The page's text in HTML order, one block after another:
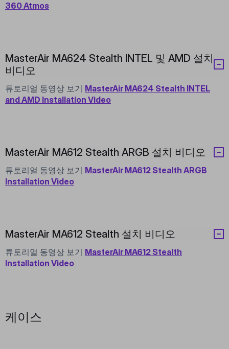
360 Atmos
MasterAir MA624 Stealth INTEL 및 AMD 설치
비디오
튜토리얼 동영상 보기 MasterAir MA624 Stealth INTEL
and AMD Installation Video
MasterAir MA612 Stealth ARGB 설치 비디오
튜토리얼 동영상 보기 MasterAir MA612 Stealth ARGB
Installation Video
MasterAir MA612 Stealth 설치 비디오
튜토리얼 동영상 보기 MasterAir MA612 Stealth
Installation Video
케이스